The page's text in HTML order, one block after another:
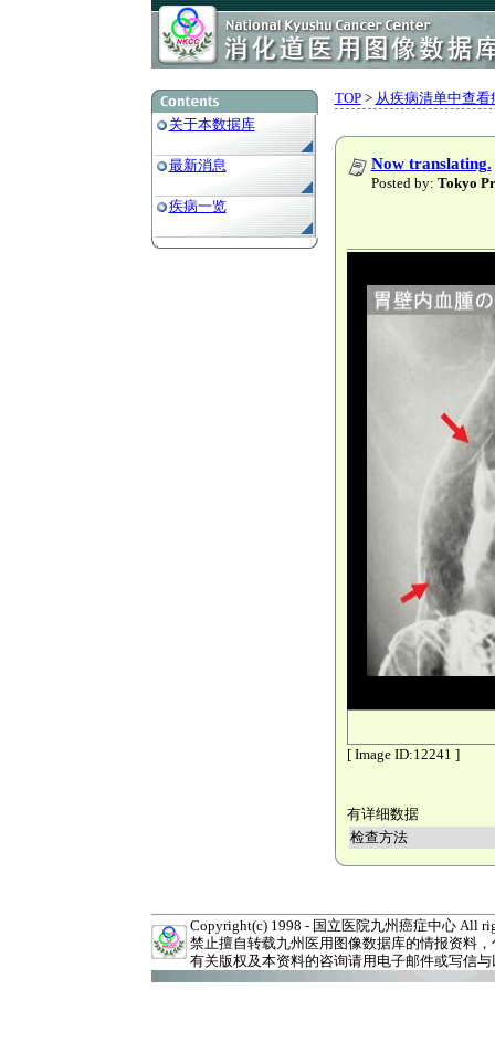
关于本数据库
最新消息
疾病一览
TOP> 从疾病清单中查看
Now translating.
Posted by: Tokyo
[ Image ID:12241 ]
有详细数据
检查方法
Copyright(c) 1998 - 国立医院九州癌症中心 All
禁止擅自转载九州医用图像数据库的情报资料
有关版权及本资料的咨询请用电子邮件或写信